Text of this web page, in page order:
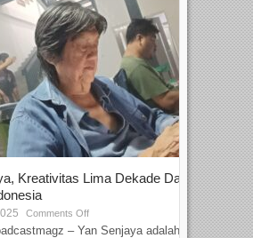
Kreativitas Lima Dekade Dalam
Comments Off
– Yan Senjaya adalah...